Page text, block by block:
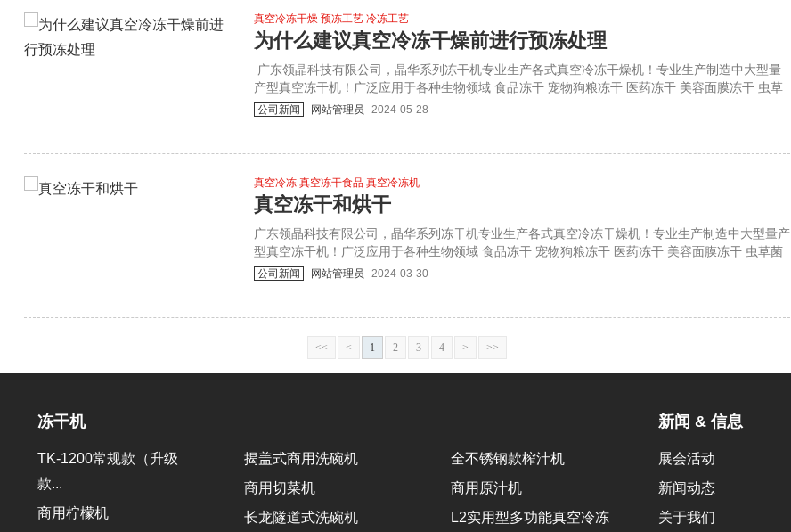
真空冷冻干燥 预冻工艺 冷冻工艺
为什么建议真空冷冻干燥前进行预冻处理
​ 广东领晶科技有限公司，晶华系列冻干机专业生产各式真空冷冻干燥机！专业生产制造中大型量
产型真空冻干机！广泛应用于各种生物领域 食品冻干 宠物狗粮冻干 医药冻干 美容面膜冻干 虫草
菌类冻干 化工添加剂冻干等。欢迎莅临参观指导！详询杨生：18144969939
公司新闻 网站管理员 2024-05-28
真空冷冻 真空冻干食品 真空冷冻机
真空冻干和烘干
​广东领晶科技有限公司，晶华系列冻干机专业生产各式真空冷冻干燥机！专业生产制造中大型量产
型真空冻干机！广泛应用于各种生物领域 食品冻干 宠物狗粮冻干 医药冻干 美容面膜冻干 虫草菌
类冻干 化工添加剂冻干等。欢迎莅临参观指导！详询杨生：18144969939
公司新闻 网站管理员 2024-03-30
<< < 1 2 3 4 > >>
冻干机
TK-1200常规款（升级
款...
商用柠檬机
揭盖式商用洗碗机
商用切菜机
长龙隧道式洗碗机
全不锈钢款榨汁机
商用原汁机
L2实用型多功能真空冷冻
新闻 & 信息
展会活动
新闻动态
关于我们